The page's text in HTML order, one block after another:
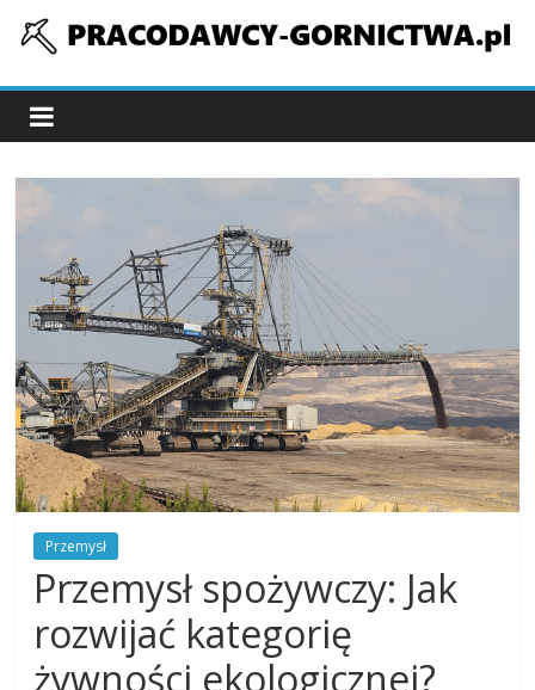
pracodawcy-
gornictwa.pl
Przemysł
Przemysł spożywczy: Jak
rozwijać kategorię
żywności ekologicznej?